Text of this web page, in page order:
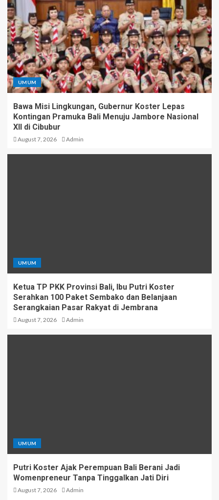
UMUM
Bawa Misi Lingkungan, Gubernur Koster Lepas
Kontingan Pramuka Bali Menuju Jambore Nasional
XII di Cibubur
August 7, 2026 Admin
UMUM
Ketua TP PKK Provinsi Bali, Ibu Putri Koster
Serahkan 100 Paket Sembako dan Belanjaan
Serangkaian Pasar Rakyat di Jembrana
August 7, 2026 Admin
UMUM
Putri Koster Ajak Perempuan Bali Berani Jadi
Womenpreneur Tanpa Tinggalkan Jati Diri
August 7, 2026 Admin